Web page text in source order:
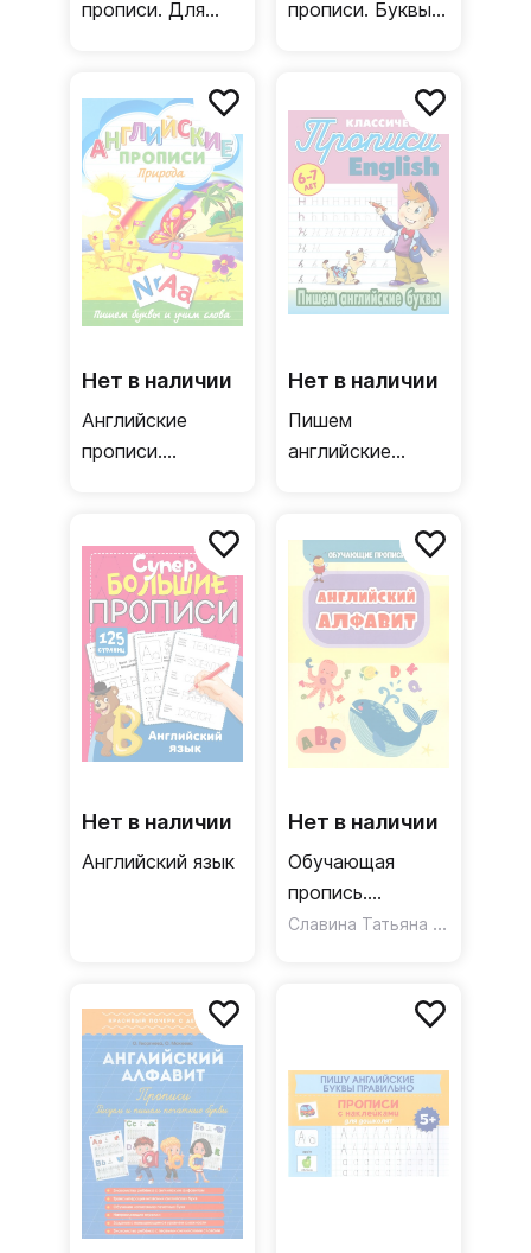
прописи. Для
прописи. Буквы и
Нет в наличии
Английские
прописи.
Нет в наличии
Пишем
английские
Нет в наличии
Английский язык
Нет в наличии
Обучающая
пропись.
Английский
Славина Татьяна Николаевна